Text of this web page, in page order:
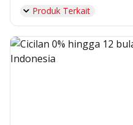
Produk Terkait